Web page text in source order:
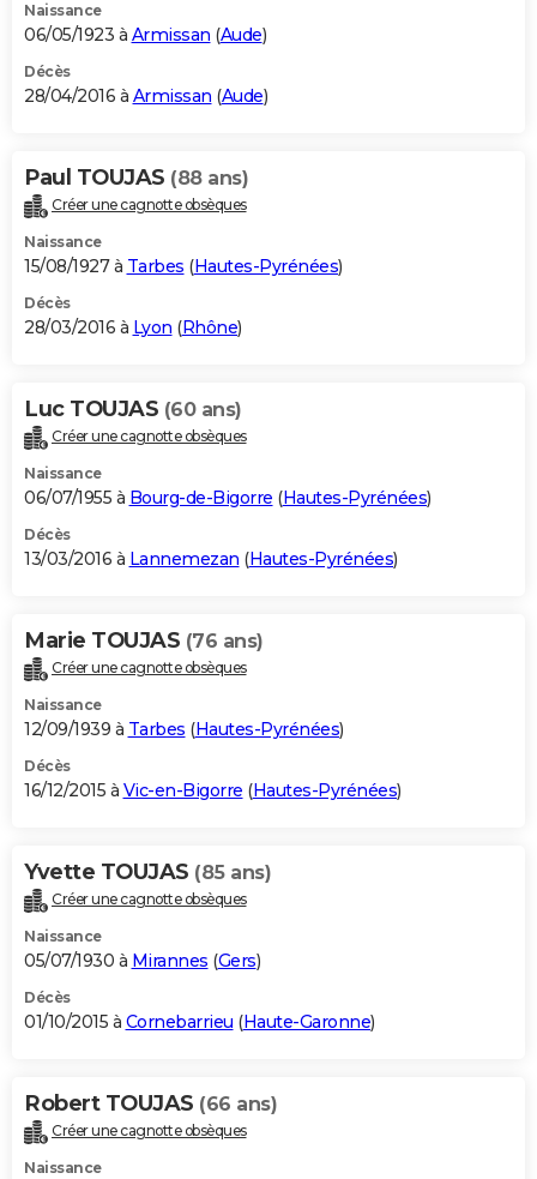
Naissance
06/05/1923 à Armissan (Aude)
Décès
28/04/2016 à Armissan (Aude)
Paul TOUJAS (88 ans)
Créer une cagnotte obsèques
Naissance
15/08/1927 à Tarbes (Hautes-Pyrénées)
Décès
28/03/2016 à Lyon (Rhône)
Luc TOUJAS (60 ans)
Créer une cagnotte obsèques
Naissance
06/07/1955 à Bourg-de-Bigorre (Hautes-Pyrénées)
Décès
13/03/2016 à Lannemezan (Hautes-Pyrénées)
Marie TOUJAS (76 ans)
Créer une cagnotte obsèques
Naissance
12/09/1939 à Tarbes (Hautes-Pyrénées)
Décès
16/12/2015 à Vic-en-Bigorre (Hautes-Pyrénées)
Yvette TOUJAS (85 ans)
Créer une cagnotte obsèques
Naissance
05/07/1930 à Mirannes (Gers)
Décès
01/10/2015 à Cornebarrieu (Haute-Garonne)
Robert TOUJAS (66 ans)
Créer une cagnotte obsèques
Naissance